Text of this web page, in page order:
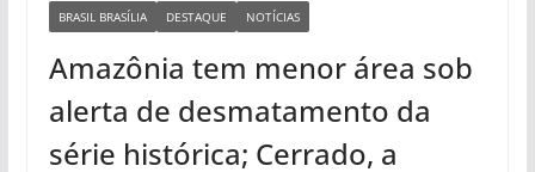
BRASIL BRASÍLIA DESTAQUE NOTÍCIAS
Amazônia tem menor área sob
alerta de desmatamento da
série histórica; Cerrado, a